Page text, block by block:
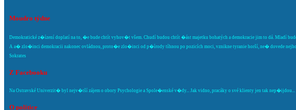
Moudro týdne
Demokratické z�ízení doplatí na to, �e bude chtít vyhov�t všem. Chudí budou chtít �ást majetku bohatých a demokracie jim to dá. Mladí
A a� zlo�inci demokracii nakonec ovládnou, proto�e zlo�inci od p�írody tíhnou po pozicích moci, vznikne tyranie horší, ne� dovede
Sokrates
Z Facebooku
Na Ostravské Univerzit� byl nejv�tší zájem o obory Psychologie a Spole�enské v�dy... Jak vidno, pracáky o své klienty jen tak
O politice